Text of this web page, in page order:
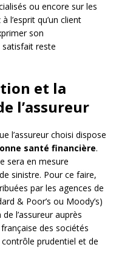
ou encore sur les
l’esprit qu’un client
son
satisfait reste
et la
l’assureur
l’assureur choisi dispose
santé financière.
sera en mesure
sinistre. Pour ce faire,
par les agences de
& Poor’s ou Moody’s)
l’assureur auprès
des sociétés
contrôle prudentiel et de